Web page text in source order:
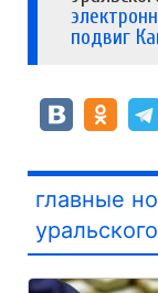
подвиг
главные
уральского